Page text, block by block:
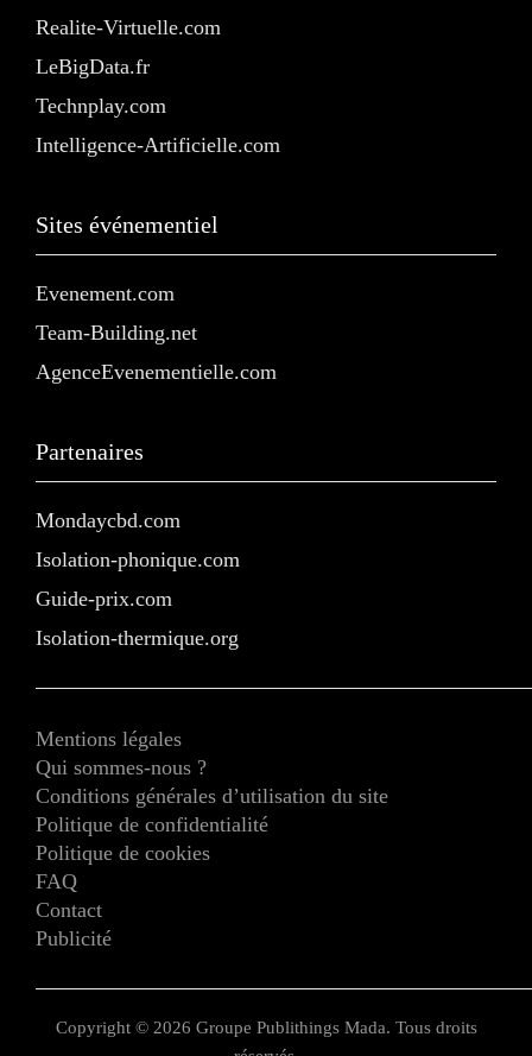
Realite-Virtuelle.com
LeBigData.fr
Technplay.com
Intelligence-Artificielle.com
Sites événementiel
Evenement.com
Team-Building.net
AgenceEvenementielle.com
Partenaires
Mondaycbd.com
Isolation-phonique.com
Guide-prix.com
Isolation-thermique.org
Mentions légales
Qui sommes-nous ?
Conditions générales d’utilisation du site
Politique de confidentialité
Politique de cookies
FAQ
Contact
Publicité
Copyright © 2026 Groupe Publithings Mada. Tous droits